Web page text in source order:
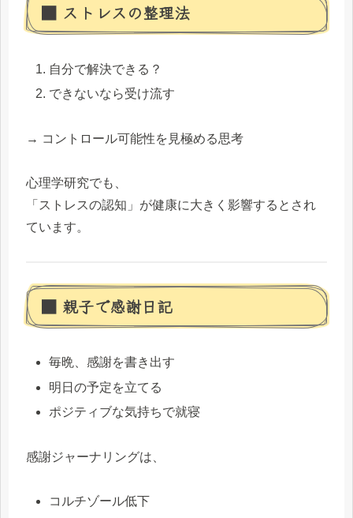
■ ストレスの整理法
自分で解決できる？
できないなら受け流す
→ コントロール可能性を見極める思考
心理学研究でも、
「ストレスの認知」が健康に大きく影響するとされ
ています。
■ 親子で感謝日記
毎晩、感謝を書き出す
明日の予定を立てる
ポジティブな気持ちで就寝
感謝ジャーナリングは、
コルチゾール低下